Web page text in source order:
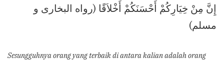
مسلم)
Sesungguhnya orang yang terbaik di antara kalian adalah orang